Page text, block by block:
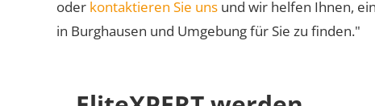
oder kontaktieren Sie uns und wir helfen Ihnen,
in Burghausen und Umgebung für Sie zu finden."